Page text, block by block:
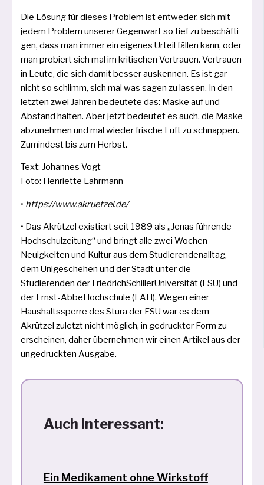
Die Lösung für die­ses Problem ist ent­we­der, sich mit
jedem Problem unse­rer Gegenwart so tief zu beschäf­ti­
gen, dass man immer ein eige­nes Urteil fäl­len kann, oder
man pro­biert sich mal im kri­ti­schen Vertrauen. Vertrauen
in Leute, die sich damit bes­ser aus­ken­nen. Es ist gar
nicht so schlimm, sich mal was sagen zu las­sen. In den
letz­ten zwei Jahren bedeu­te­te das: Maske auf und
Abstand hal­ten. Aber jetzt bedeu­tet es auch, die Maske
abzu­neh­men und mal wie­der fri­sche Luft zu schnap­pen.
Zumindest bis zum Herbst.
Text: Johannes Vogt
Foto: Henriette Lahrmann
• https://www.akruetzel.de/
• Das Akrützel exis­tiert seit 1989 als „Jenas füh­ren­de
Hochschulzeitung“ und bringt alle zwei Wochen
Neuigkeiten und Kul­tur aus dem Studierendenalltag,
dem Uni­geschehen und der Stadt unter die
Studierenden der Friedrich­Schiller­Universität (FSU) und
der Ernst­-Abbe­Hochschule (EAH). Wegen einer
Haushaltssperre des Stura der FSU war es dem
Akrützel zuletzt nicht mög­lich, in gedruck­ter Form zu
erschei­nen, daher über­neh­men wir einen Artikel aus der
unge­druck­ten Ausgabe.
Auch interessant:
Ein Medikament ohne Wirkstoff